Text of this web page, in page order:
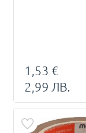
1,53 €
2,99 ЛВ.